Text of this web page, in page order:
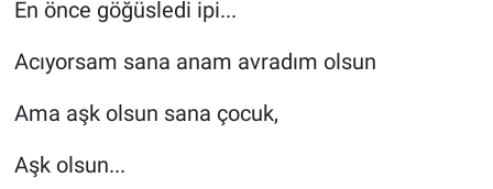
En önce göğüsledi ipi...
Acıyorsam sana anam avradım olsun
Ama aşk olsun sana çocuk,
Aşk olsun...